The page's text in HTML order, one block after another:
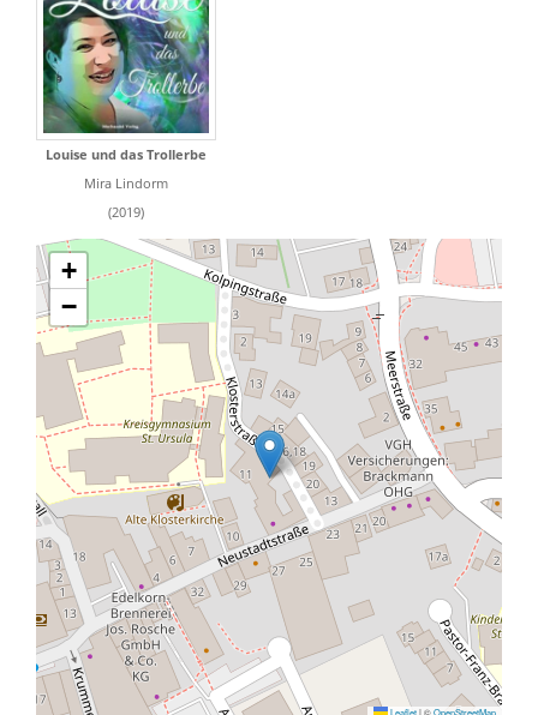
Louise und das Trollerbe
Mira Lindorm
(2019)
+
−
Leaflet|©OpenStreetMap